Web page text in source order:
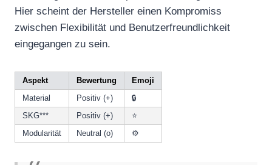
Hier scheint der Hersteller einen Kompromiss
zwischen Flexibilität und Benutzerfreundlichkeit
eingegangen zu sein.
Aspekt Bewertung
Emoji
Material
Positiv (+)
🔒
SKG***
Positiv (+)
⭐
Modularität
Neutral (o) ⚙️